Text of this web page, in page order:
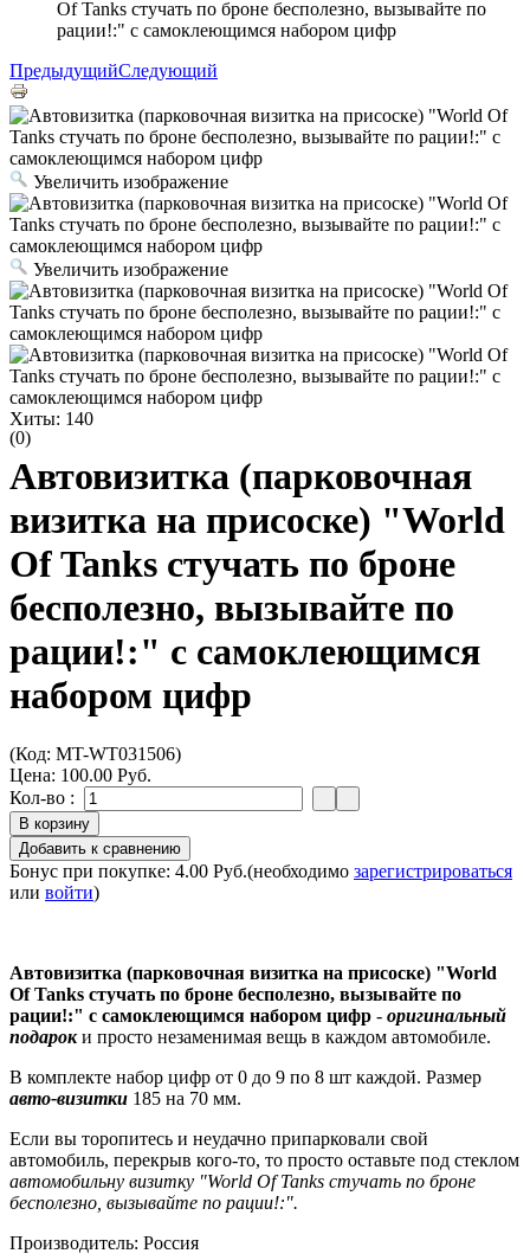
Of Tanks стучать по броне бесполезно, вызывайте по
рации!:" с самоклеющимся набором цифр
ПредыдущийСледующий
Увеличить изображение
Увеличить изображение
Хиты: 140
(0)
Автовизитка (парковочная
визитка на присоске) "World
Of Tanks стучать по броне
бесполезно, вызывайте по
рации!:" с самоклеющимся
набором цифр
(Код: MT-WT031506)
Цена: 100.00 Руб.
Кол-во :
Бонус при покупке: 4.00 Руб.(необходимо зарегистрироваться
или войти)
Автовизитка (парковочная визитка на присоске) "World
Of Tanks стучать по броне бесполезно, вызывайте по
рации!:" с самоклеющимся набором цифр - оригинальный
подароки просто незаменимая вещь в каждом автомобиле.
В комплекте набор цифр от 0 до 9 по 8 шт каждой. Размер
авто-визитки 185 на 70 мм.
Если вы торопитесь и неудачно припарковали свой
автомобиль, перекрыв кого-то, то просто оставьте под стеклом
автомобильну визитку "World Of Tanks стучать по броне
бесполезно, вызывайте по рации!:".
Производитель: Россия